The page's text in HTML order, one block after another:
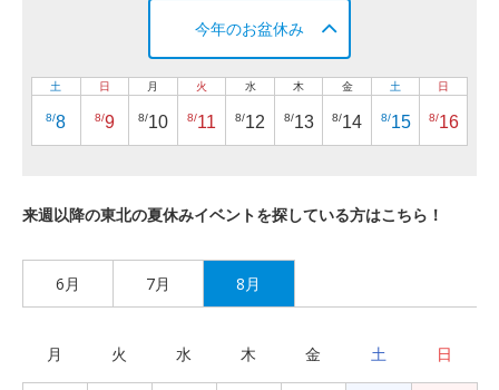
今年のお盆休み
土
8/8
日
8/9
月
8/10
火
8/11
水
8/12
木
8/13
金
8/14
土
8/15
日
8/16
来週以降の東北の夏休みイベントを探している方はこちら！
6月 7月 8月
月 火 水 木 金 土 日